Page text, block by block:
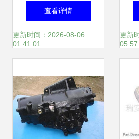
项目建设指挥部及
汽车内饰件产业发
查看详情
更新时间：2026-08-06
01:41:01
更新